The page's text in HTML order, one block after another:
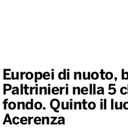
Europei di nuoto,
Paltrinieri nella 5
fondo. Quinto il
Acerenza